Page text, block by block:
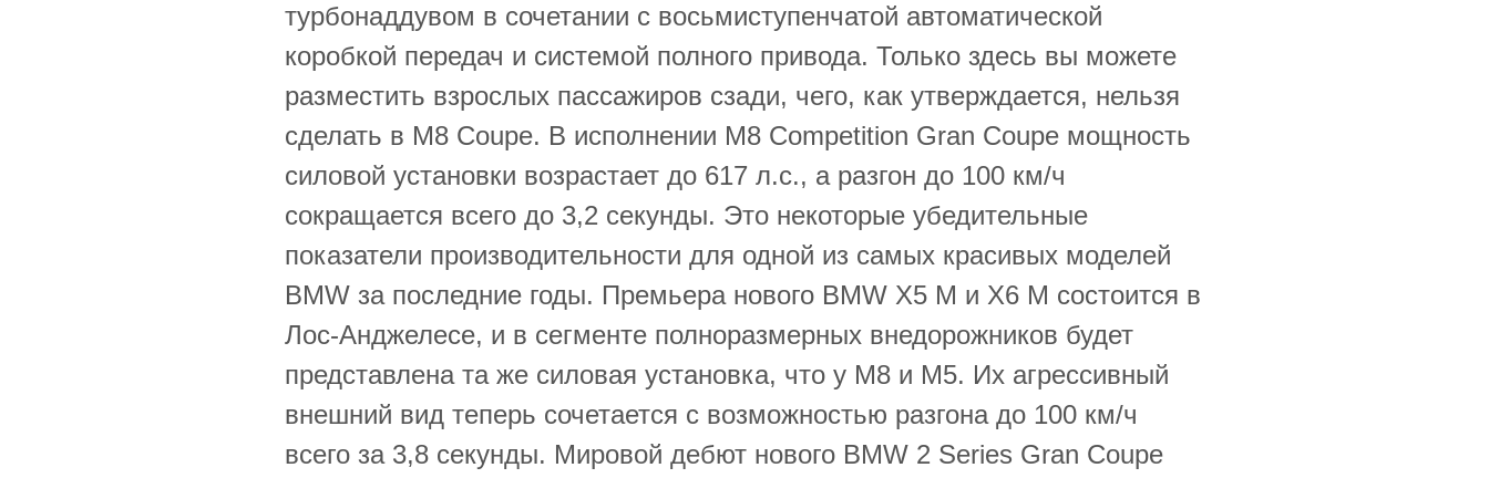
турбонаддувом в сочетании с восьмиступенчатой ​​автоматической
коробкой передач и системой полного привода. Только здесь вы можете
разместить взрослых пассажиров сзади, чего, как утверждается, нельзя
сделать в M8 Coupe. В исполнении M8 Competition Gran Coupe мощность
силовой установки возрастает до 617 л.с., а разгон до 100 км/ч
сокращается всего до 3,2 секунды. Это некоторые убедительные
показатели производительности для одной из самых красивых моделей
BMW за последние годы. Премьера нового BMW X5 M и X6 M состоится в
Лос-Анджелесе, и в сегменте полноразмерных внедорожников будет
представлена ​​та же силовая установка, что у M8 и M5. Их агрессивный
внешний вид теперь сочетается с возможностью разгона до 100 км/ч
всего за 3,8 секунды. Мировой дебют нового BMW 2 Series Gran Coupe